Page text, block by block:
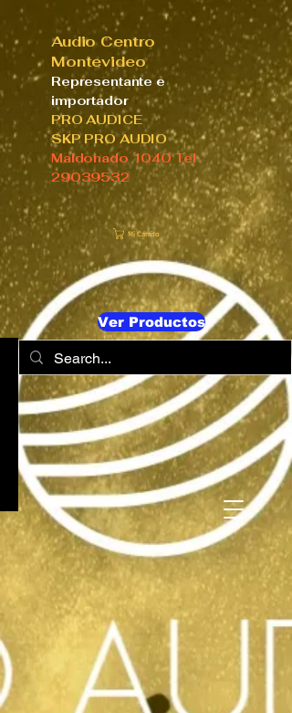
Audio Centro
Montevideo
Representante e
importador
PRO AUDICE
SKP PRO AUDIO
Maldonado 1040 Tel
29039532
Mi Carrito
Ver Productos